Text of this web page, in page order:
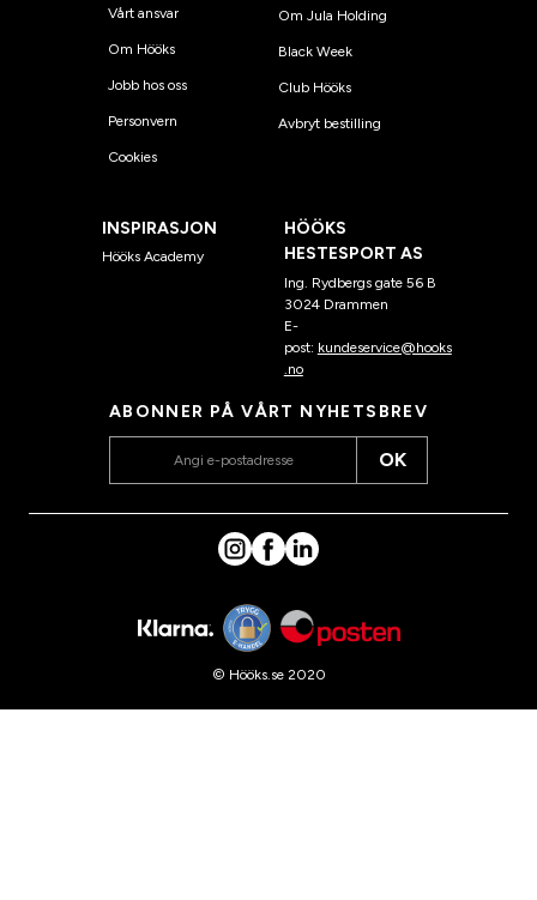
Vårt ansvar
Om Hööks
Jobb hos oss
Personvern
Cookies
Om Jula Holding
Black Week
Club Hööks
Avbryt bestilling
INSPIRASJON
Hööks Academy
HÖÖKS
HESTESPORT AS
Ing. Rydbergs gate 56 B
3024 Drammen
E-
post: kundeservice@hooks
.no
ABONNER PÅ VÅRT NYHETSBREV
OK
© Hööks.se 2020